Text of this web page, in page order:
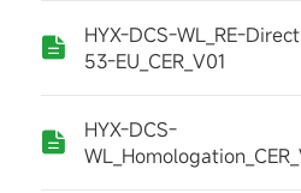
HYX-DCS-WL_RE-
53-EU_CER_V01
HYX-DCS-